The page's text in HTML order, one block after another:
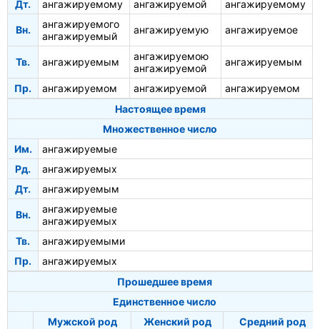
Дт. ангажируемому ангажируемой ангажируемому
Вн.
ангажируемого
ангажируемый
ангажируемую ангажируемое
Тв. ангажируемым
ангажируемою
ангажируемой
ангажируемым
Пр. ангажируемом ангажируемой
ангажируемом
Настоящее время
Множественное число
Им.
ангажируемые
Рд.
ангажируемых
Дт.
ангажируемым
Вн.
ангажируемые
ангажируемых
Тв.
ангажируемыми
Пр.
ангажируемых
Прошедшее время
Единственное число
Мужской род
Женский род
Средний род